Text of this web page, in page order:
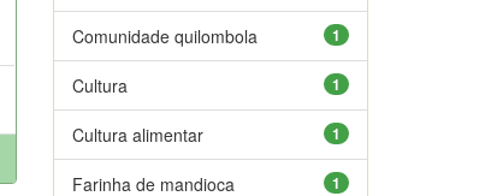
1
Comunidade quilombola
1
Cultura
1
Cultura alimentar
1
Farinha de mandioca